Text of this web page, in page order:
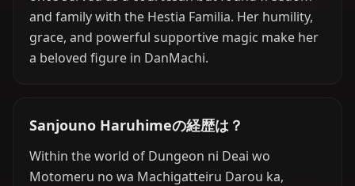
and family with the Hestia Familia. Her humility,
grace, and powerful supportive magic make her
a beloved figure in DanMachi.
Sanjouno Haruhimeの経歴は？
Within the world of Dungeon ni Deai wo
Motomeru no wa Machigatteiru Darou ka,